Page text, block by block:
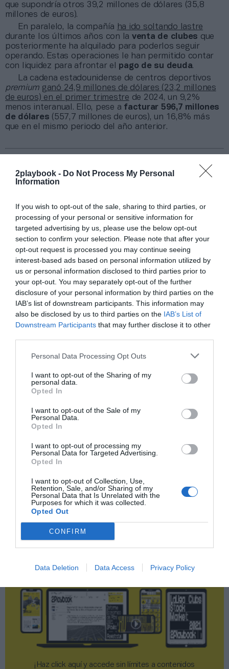
2playbook - Do Not Process My Personal
Information
If you wish to opt-out of the sale, sharing to third parties, or
processing of your personal or sensitive information for
targeted advertising by us, please use the below opt-out
section to confirm your selection. Please note that after your
opt-out request is processed you may continue seeing
interest-based ads based on personal information utilized by
us or personal information disclosed to third parties prior to
your opt-out. You may separately opt-out of the further
disclosure of your personal information by third parties on the
IAB’s list of downstream participants. This information may
also be disclosed by us to third parties on the IAB’s List of
Downstream Participants that may further disclose it to other
Personal Data Processing Opt Outs
I want to opt-out of the Sharing of my
personal data.
Opted In
I want to opt-out of the Sale of my
Personal Data.
Opted In
I want to opt-out of processing my
Personal Data for Targeted Advertising.
Opted In
I want to opt-out of Collection, Use,
Retention, Sale, and/or Sharing of my
Personal Data that Is Unrelated with the
Purposes for which it was collected.
Opted Out
CONFIRM
Data Deletion Data Access Privacy Policy
Índex
Life Time
Operaciones corporativas
que supondría otros 39,2 millones de dólares (35,8
millones de euros).
En paralelo, la compañía ha ido soltando lastre
durante los últimos años con la venta de clubes que
posteriormente ha alquilado para poderlos seguir
operando. Estas operaciones le han permitido contar
con liquidez para afrontar el pago de su deuda.
La cadena estadounidense de centros deportivos
premium ganó 24,9 millones de dólares (23,2 millones
de euros) en el primer trimestre de 2024, un 9,2%
menos interanual. Ello, pese a facturar 596,7 millones
de dólares (557,7 millones de euros), un 16,8% más
que en el mismo periodo del año anterior.
Intelligence 2P es la unidad de estrategia e
inteligencia de mercado de 2Playbook, cuya plataforma
y un mapa con más de 6.600 centros deportivos
indexados. Si quieres más información, contacta con
nosotros a través deintelligence@2playbook.com
Añadir2Playbookcomo fuente preferida de Google
de forma gratuita
Mantente informado con las últimas noticias de actualidad.
ACTIVAR AHORA
Compartir
Imprimir
Publicidad
2Playbook Club2P
¡Haz click aquí y accede sin límites a contenidos